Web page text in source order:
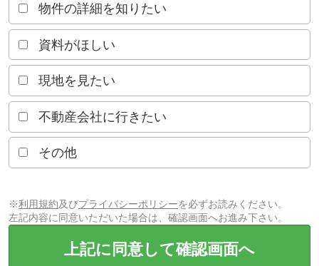
物件の詳細を知りたい
資料がほしい
現地を見たい
不動産会社に行きたい
その他
※利用規約及びプライバシーポリシーを必ずお読みください。
左記内容に同意いただいた場合は、確認画面へお進み下さい。
上記に同意して確認画面へ